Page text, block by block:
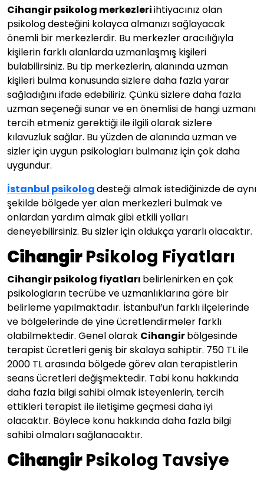
Cihangir psikolog merkezleri ihtiyacınız olan
psikolog desteğini kolayca almanızı sağlayacak
önemli bir merkezlerdir. Bu merkezler aracılığıyla
kişilerin farklı alanlarda uzmanlaşmış kişileri
bulabilirsiniz. Bu tip merkezlerin, alanında uzman
kişileri bulma konusunda sizlere daha fazla yarar
sağladığını ifade edebiliriz. Çünkü sizlere daha fazla
uzman seçeneği sunar ve en önemlisi de hangi uzmanı
tercih etmeniz gerektiği ile ilgili olarak sizlere
kılavuzluk sağlar. Bu yüzden de alanında uzman ve
sizler için uygun psikologları bulmanız için çok daha
uygundur.
İstanbul psikolog desteği almak istediğinizde de aynı
şekilde bölgede yer alan merkezleri bulmak ve
onlardan yardım almak gibi etkili yolları
deneyebilirsiniz. Bu sizler için oldukça yararlı olacaktır.
Cihangir Psikolog Fiyatları
Cihangir psikolog fiyatları belirlenirken en çok
psikologların tecrübe ve uzmanlıklarına göre bir
belirleme yapılmaktadır. İstanbul’un farklı ilçelerinde
ve bölgelerinde de yine ücretlendirmeler farklı
olabilmektedir. Genel olarak Cihangir bölgesinde
terapist ücretleri geniş bir skalaya sahiptir. 750 TL ile
2000 TL arasında bölgede görev alan terapistlerin
seans ücretleri değişmektedir. Tabi konu hakkında
daha fazla bilgi sahibi olmak isteyenlerin, tercih
ettikleri terapist ile iletişime geçmesi daha iyi
olacaktır. Böylece konu hakkında daha fazla bilgi
sahibi olmaları sağlanacaktır.
Cihangir Psikolog Tavsiye